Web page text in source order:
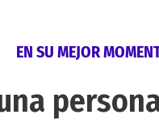
EN SU MEJOR